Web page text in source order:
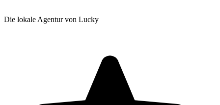
Die lokale Agentur von Lucky